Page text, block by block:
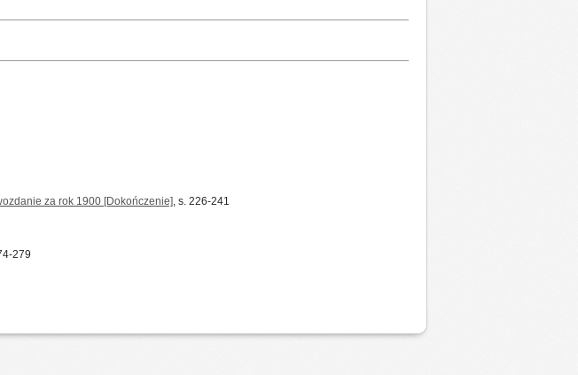
za rok 1900 [Dokończenie], s. 226-241
279